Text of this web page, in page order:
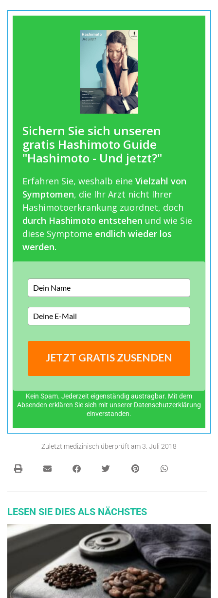
Sichern Sie sich unseren
gratis Hashimoto Guide
"Hashimoto - Und jetzt?"
Erfahren Sie, weshalb eine Vielzahl von
Symptomen, die Ihr Arzt nicht Ihrer
Hashimotoerkrankung zuordnet, doch
durch Hashimoto entstehen und wie Sie
diese Symptome endlich wieder los
werden.
JETZT GRATIS ZUSENDEN
Kein Spam. Jederzeit eigenständig austragbar. Mit dem
Absenden erklären Sie sich mit unserer Datenschutzerklärung
einverstanden.
Zuletzt medizinisch überprüft am3. Juli 2018
LESEN SIE DIES ALS NÄCHSTES